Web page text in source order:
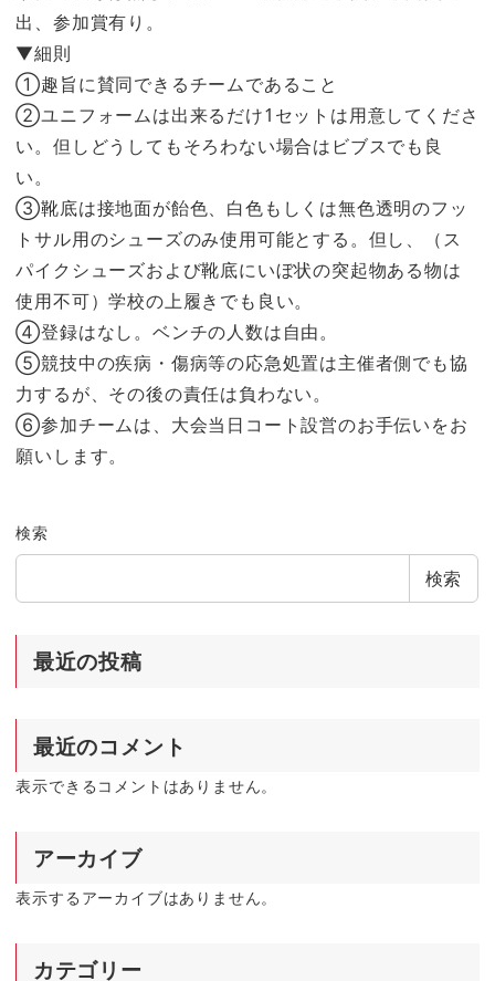
出、参加賞有り。
▼細則
①趣旨に賛同できるチームであること
②ユニフォームは出来るだけ1セットは用意してくださ
い。但しどうしてもそろわない場合はビブスでも良
い。
③靴底は接地面が飴色、白色もしくは無色透明のフッ
トサル用のシューズのみ使用可能とする。但し、（ス
パイクシューズおよび靴底にいぼ状の突起物ある物は
使用不可）学校の上履きでも良い。
④登録はなし。ベンチの人数は自由。
⑤競技中の疾病・傷病等の応急処置は主催者側でも協
力するが、その後の責任は負わない。
➅参加チームは、大会当日コート設営のお手伝いをお
願いします。
検索
検索
最近の投稿
最近のコメント
表示できるコメントはありません。
アーカイブ
表示するアーカイブはありません。
カテゴリー